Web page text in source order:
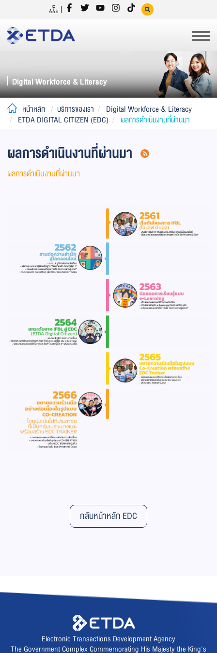
Digital Workforce & Literacy
หน้าหลัก บริการของเรา
Digital Workforce & Literacy
ETDA DIGITAL CITIZEN (EDC)
ผลการดำเนินงานที่ผ่านมา
ผลการดำเนินงานที่ผ่านมา
ผลการดำเนินงานที่ผ่านมา
กลับหน้าหลัก EDC
Electronic Transactions Development Agency
The Government Complex Commemorating His Majesty the King's